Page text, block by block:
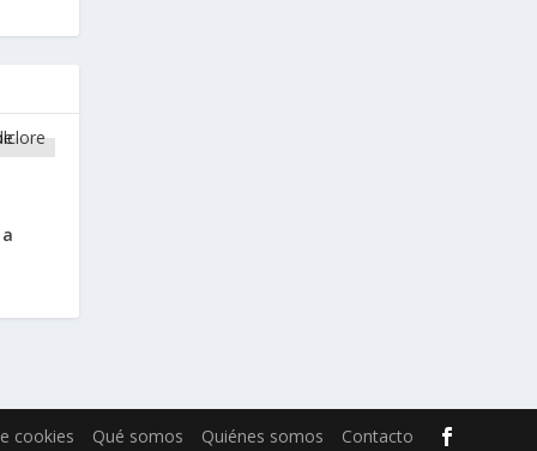
cookies Qué somos Quiénes somos Contacto